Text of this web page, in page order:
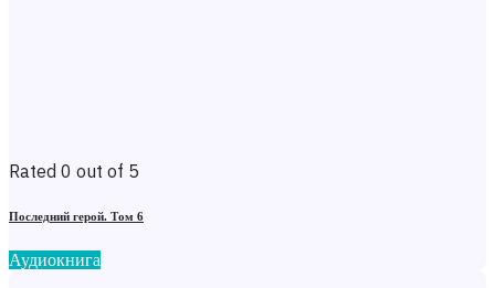
Rated 0 out of 5
Последний герой. Том 6
Аудиокнига